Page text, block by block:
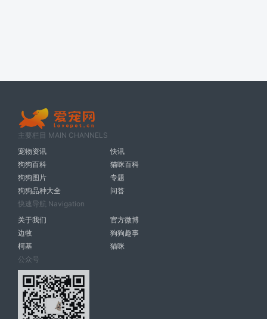
主要栏目 MAIN CHANNELS
宠物资讯
快讯
狗狗百科
猫咪百科
狗狗图片
专题
狗狗品种大全
问答
快速导航 Navigation
关于我们
官方微博
边牧
狗狗趣事
柯基
猫咪
公众号